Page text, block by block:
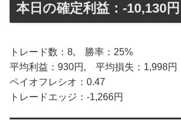
本日の確定利益：-10,130円
トレード数：8, 勝率：25%
平均利益：930円, 平均損失：1,998円
ペイオフレシオ：0.47
トレードエッジ：-1,266円